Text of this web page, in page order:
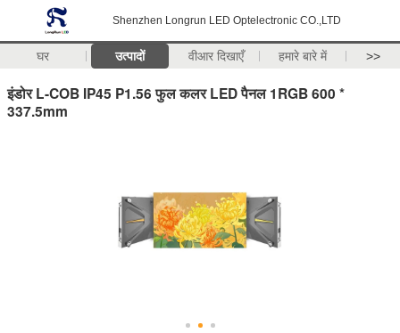
Shenzhen Longrun LED Optelectronic CO.,LTD
घर उत्पादों वीआर दिखाएँ हमारे बारे में >>
इंडोर L-COB IP45 P1.56 फुल कलर LED पैनल 1RGB 600 *
337.5mm